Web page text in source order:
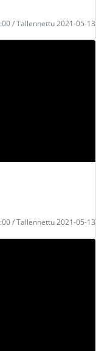
/ Tallennettu 2021-05-13
/ Tallennettu 2021-05-13